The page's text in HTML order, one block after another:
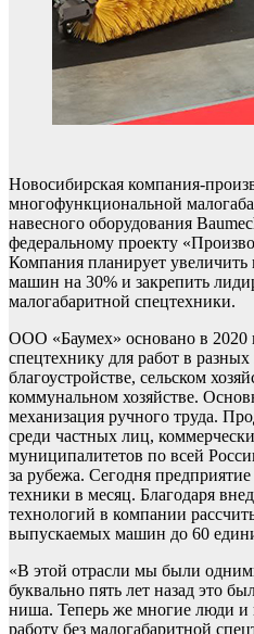
Новосибирская компания-
многофункциональной
навесного оборудования
федеральному проекту
Компания планирует
машин на 30% и закрепить
малогабаритной спецтехники.
ООО «Баумех» основано в 2020
спецтехнику для работ в
благоустройстве, сельском
коммунальном хозяйстве.
механизация ручного труда.
среди частных лиц,
муниципалитетов по всей
за рубежа. Сегодня
техники в месяц. Благодаря
технологий в компании
выпускаемых машин до 60
«В этой отрасли мы были
буквально пять лет назад это
ниша. Теперь же многие люди и
работу без малогабаритной